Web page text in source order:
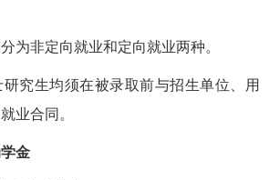
为非定向就业和定向就业两种。
究生均须在被录取前与招生单位、用
业合同。
金